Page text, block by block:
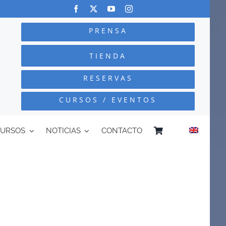
PRENSA
TIENDA
RESERVAS
CURSOS / EVENTOS
NOTICIAS CONTACTO